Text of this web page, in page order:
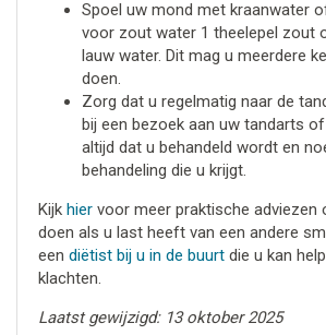
Spoel uw mond met kraanwater
voor zout water 1 theelepel zout
lauw water. Dit mag u meerdere
doen.
Zorg dat u regelmatig naar de
bij een bezoek aan uw tandarts
altijd dat u behandeld wordt en
behandeling die u krijgt.
Kijk hiervoor meer praktische adviezen
doen als u last heeft van een andere
een diëtist bij u in de buurtdie u kan
klachten.
Laatst gewijzigd: 13 oktober 2025